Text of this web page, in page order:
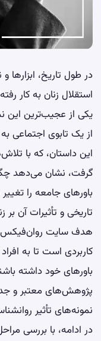
در طول تاریخ، ابزارها
استقلال زنان به کار
از یک تابوی اجتماعی
این داستان، که با
گرفت، نشان می‌دهد
باورهای جامعه را
تاریخی و تأثیرات آن بر
هدف سایت روان‌فیکس،
کاربردی است تا به
باورهای خود داشته
پژوهش‌های معتبر و
نمونه‌های تأثیر
در ادامه، با بررسی